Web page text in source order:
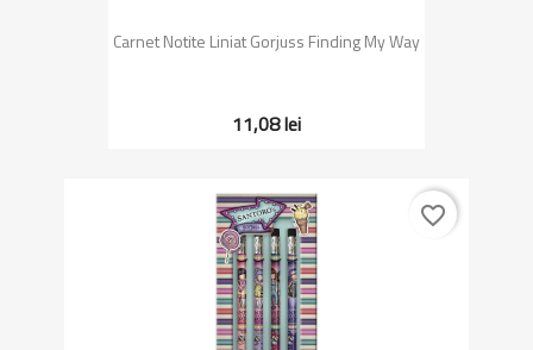
Carnet Notite Liniat Gorjuss Finding My Way
11,08 lei
favorite_border